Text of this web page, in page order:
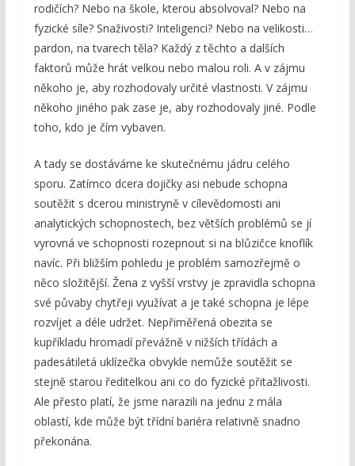
rodičích? Nebo na škole, kterou absolvoval? Nebo na
fyzické síle? Snaživosti? Inteligenci? Nebo na velikosti…
pardon, na tvarech těla? Každý z těchto a dalších
faktorů může hrát velkou nebo malou roli. A v zájmu
někoho je, aby rozhodovaly určité vlastnosti. V zájmu
někoho jiného pak zase je, aby rozhodovaly jiné. Podle
toho, kdo je čím vybaven.
A tady se dostáváme ke skutečnému jádru celého
sporu. Zatímco dcera dojičky asi nebude schopna
soutěžit s dcerou ministryně v cílevědomosti ani
analytických schopnostech, bez větších problémů se jí
vyrovná ve schopnosti rozepnout si na blůzičce knoflík
navíc. Při bližším pohledu je problém samozřejmě o
něco složitější. Žena z vyšší vrstvy je zpravidla schopna
své půvaby chytřeji využívat a je také schopna je lépe
rozvíjet a déle udržet. Nepřiměřená obezita se
kupříkladu hromadí převážně v nižších třídách a
padesátiletá uklízečka obvykle nemůže soutěžit se
stejně starou ředitelkou ani co do fyzické přitažlivosti.
Ale přesto platí, že jsme narazili na jednu z mála
oblastí, kde může být třídní bariéra relativně snadno
překonána.